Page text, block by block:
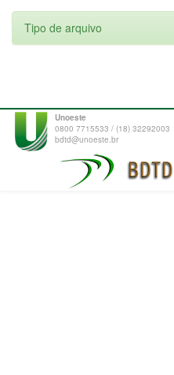
Tipo de arquivo
Unoeste
0800 7715533 / (18) 32292003
bdtd@unoeste.br